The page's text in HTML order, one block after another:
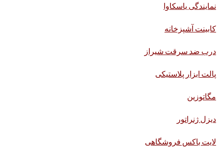
نمایندگی یاسکاوا
کابینت آشپزخانه
درب ضد سرقت شیراز
پالت ابزار پلاستیکی
مگاتوزین
دیزل ژنراتور
لایت باکس فروشگاهی